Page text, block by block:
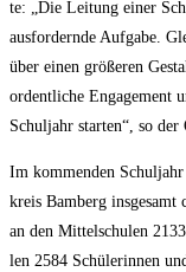
te: „Die Lei­tung einer
aus­for­dern­de Auf­ga­be.
über einen grö­ße­ren
or­dent­li­che Enga­ge­ment
Schul­jahr star­ten“, so der
Im kom­men­den
kreis Bam­berg ins­ge­samt
an den Mit­tel­schu­len
len 2584 Schü­le­rin­nen